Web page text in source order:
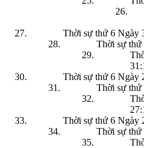
Thời sự thứ 6 Ngày
Thời sự thứ
Thời sự thứ 6 Ngày
Thời sự thứ
Thời sự thứ 6 Ngày
Thời sự thứ